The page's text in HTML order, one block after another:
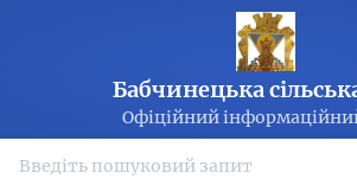
Бабчинецька
Офіційний